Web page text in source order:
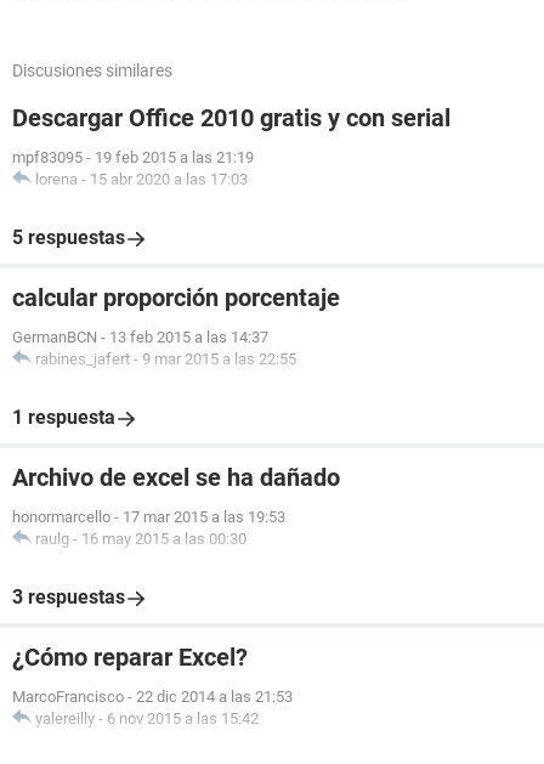
Discusiones similares
Descargar Office 2010 gratis y con serial
mpf83095 - 19 feb 2015 a las 21:19
lorena - 15 abr 2020 a las 17:03
5 respuestas
calcular proporción porcentaje
GermanBCN - 13 feb 2015 a las 14:37
rabines_jafert - 9 mar 2015 a las 22:55
1 respuesta
Archivo de excel se ha dañado
honormarcello - 17 mar 2015 a las 19:53
raulg - 16 may 2015 a las 00:30
3 respuestas
¿Cómo reparar Excel?
MarcoFrancisco - 22 dic 2014 a las 21:53
yalereilly - 6 nov 2015 a las 15:42